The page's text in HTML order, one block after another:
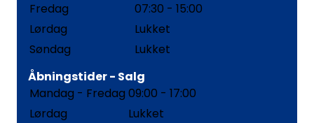
Fredag
07:30 - 15:00
Lørdag
Lukket
Søndag
Lukket
Åbningstider - Salg
Mandag - Fredag 09:00 - 17:00
Lørdag
Lukket